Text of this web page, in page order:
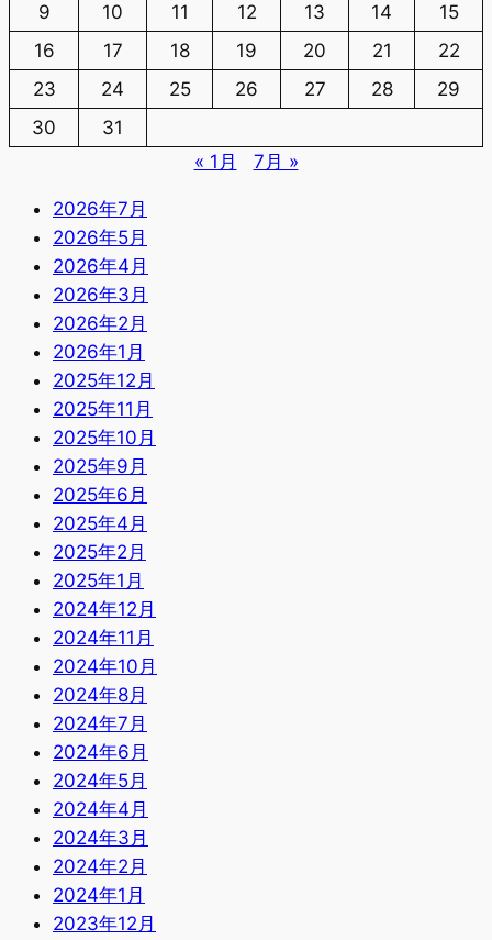
9
10 11 12 13 14
15
16
17 18 19 20 21
22
23
24 25 26 27 28
29
30
31
« 1月
7月 »
2026年7月
2026年5月
2026年4月
2026年3月
2026年2月
2026年1月
2025年12月
2025年11月
2025年10月
2025年9月
2025年6月
2025年4月
2025年2月
2025年1月
2024年12月
2024年11月
2024年10月
2024年8月
2024年7月
2024年6月
2024年5月
2024年4月
2024年3月
2024年2月
2024年1月
2023年12月